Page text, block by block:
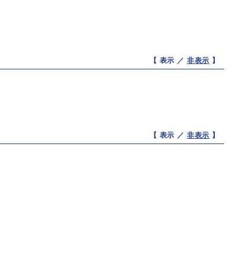
【 表示 ／ 非表示 】
【 表示 ／ 非表示 】